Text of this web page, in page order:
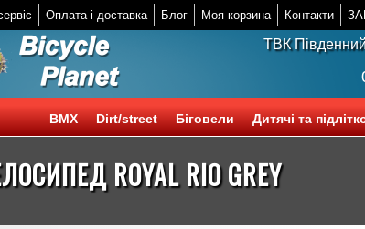
Оплата і доставка Блог Моя корзина Контакти
ТВК
BMX Dirt/street Біговели Дитячі та
ROYAL RIO GREY